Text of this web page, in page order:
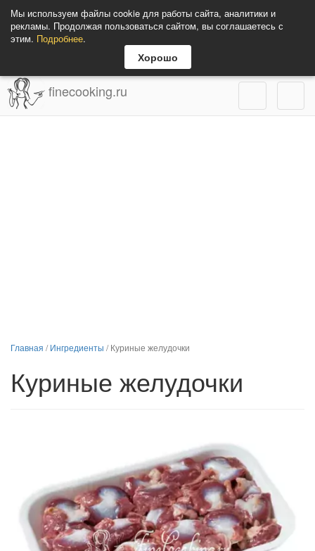
Мы используем файлы cookie для работы сайта, аналитики и
рекламы. Продолжая пользоваться сайтом, вы соглашаетесь с
этим. Подробнее.
Хорошо
finecooking.ru
Главная /Ингредиенты /Куриные желудочки
Куриные желудочки